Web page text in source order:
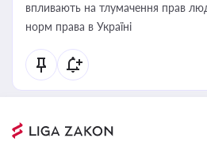
впливають на тлумачення прав
норм права в Україні